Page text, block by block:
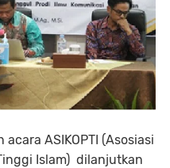
ASIKOPTI (Asosiasi
Islam) dilanjutkan